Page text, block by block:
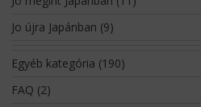
Jo újra Japánban (9)
Egyéb kategória (190)
FAQ (2)